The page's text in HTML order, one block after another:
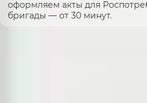
оформляем акты для
бригады — от 30 минут.